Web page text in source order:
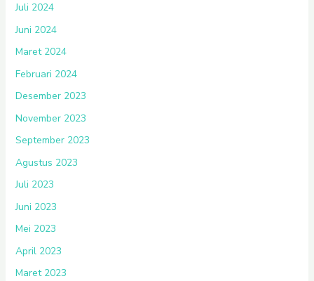
Juli 2024
Juni 2024
Maret 2024
Februari 2024
Desember 2023
November 2023
September 2023
Agustus 2023
Juli 2023
Juni 2023
Mei 2023
April 2023
Maret 2023